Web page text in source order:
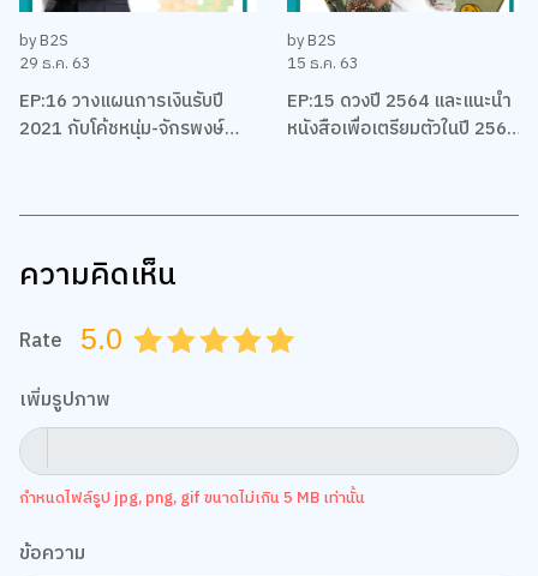
by B2S
29 ธ.ค. 63
EP:16 วางแผนการเงินรับปี
2021 กับโค้ชหนุ่ม-จักรพงษ์
by B2S
15 ธ.ค. 63
EP:15 ดวงปี 2564 และแนะนำ
หนังสือเพื่อเตรียมตัวในปี 2564
ความคิดเห็น
Rate 5.0 4.5
4.0
3.5
3.0
2.5
2.0
1.5
1.0
0.5
เพิ่มรูปภาพ
กำหนดไฟล์รูป jpg, png, gif ขนาดไม่เกิน 5 MB เท่านั้น
ข้อความ